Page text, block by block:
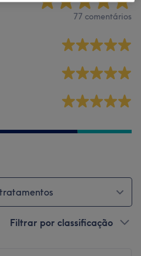
77 comentários
Filtrar por classificação